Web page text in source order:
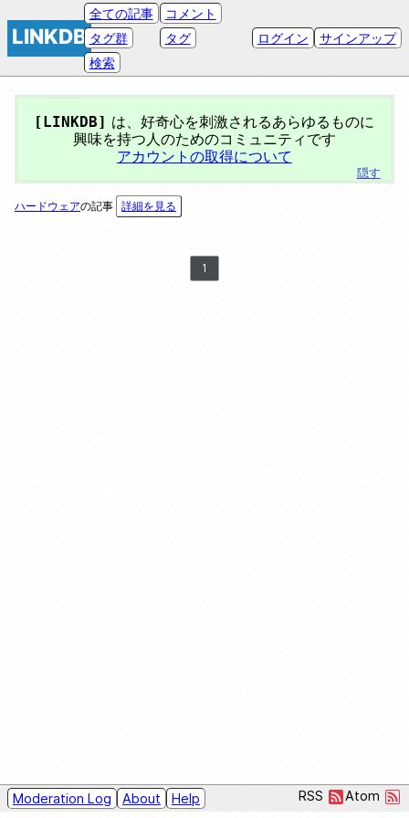
LINKDB
全ての記事
コメント
タグ群
タグ
検索
ログイン サインアップ
[LINKDB] は、好奇心を刺激されるあらゆるものに
興味を持つ人のためのコミュニティです
アカウントの取得について
ハードウェアの記事 詳細を見る
page
1
Moderation Log About Help RSS Atom